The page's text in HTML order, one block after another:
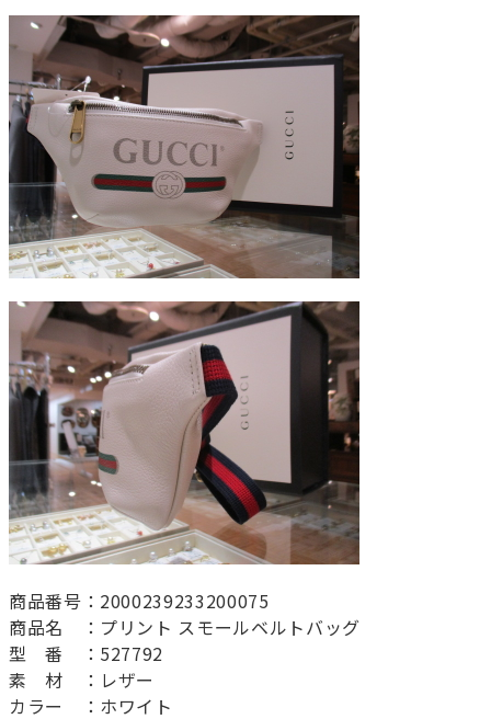
商品番号：2000239233200075
商品名 ：プリント スモールベルトバッグ
型 番 ：527792
素 材 ：レザー
カラー ：ホワイト